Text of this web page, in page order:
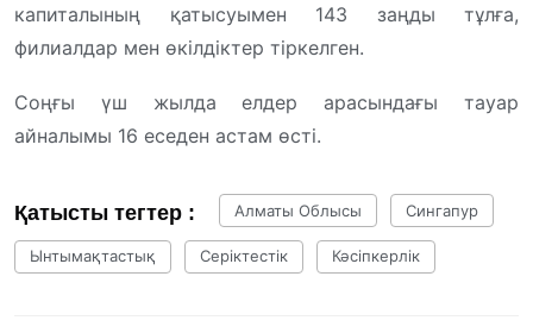
капиталының қатысуымен 143 заңды тұлға,
филиалдар мен өкілдіктер тіркелген.
Соңғы үш жылда елдер арасындағы тауар
айналымы 16 еседен астам өсті.
Қатысты тегтер : Алматы Облысы Сингапур
Ынтымақтастық Серіктестік Кәсіпкерлік